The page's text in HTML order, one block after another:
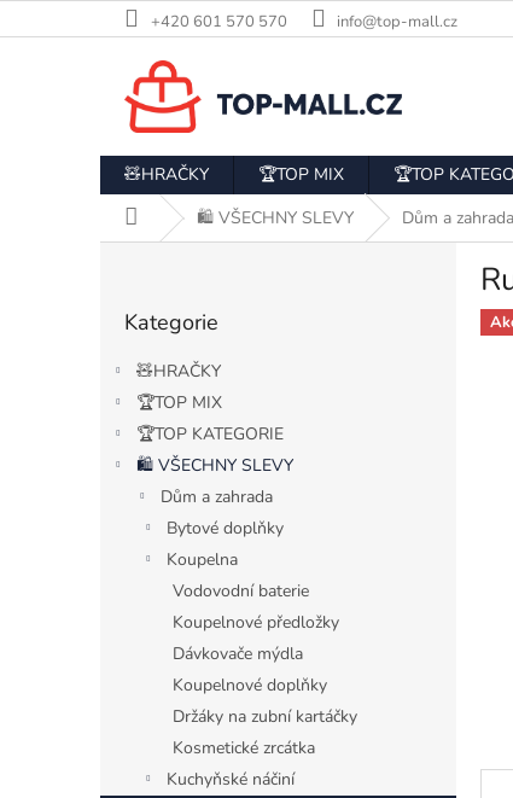
na
+420 601 570 570 info@top-mall.cz
🧸HRAČKY 🏆TOP MIX 🏆TOP
Domů 🛍️ VŠECHNY SLEVY Dům a zahrada
kategorie
Kategorie
🧸HRAČKY
🏆TOP MIX
🏆TOP KATEGORIE
🛍️ VŠECHNY SLEVY
Dům a zahrada
Bytové doplňky
Koupelna
Vodovodní baterie
Koupelnové předložky
Dávkovače mýdla
Koupelnové doplňky
Držáky na zubní kartáčky
Kosmetické zrcátka
Kuchyňské náčiní